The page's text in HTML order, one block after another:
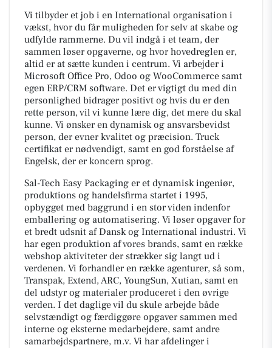
Vi tilbyder et job i en International organisation i
vækst, hvor du får muligheden for selv at skabe og
udfylde rammerne. Du vil indgå i et team, der
sammen løser opgaverne, og hvor hovedreglen er,
altid er at sætte kunden i centrum. Vi arbejder i
Microsoft Office Pro, Odoo og WooCommerce samt
egen ERP/CRM software. Det er vigtigt du med din
personlighed bidrager positivt og hvis du er den
rette person, vil vi kunne lære dig, det mere du skal
kunne. Vi ønsker en dynamisk og ansvarsbevidst
person, der evner kvalitet og præcision. Truck
certifikat er nødvendigt, samt en god forståelse af
Engelsk, der er koncern sprog.
Sal-Tech Easy Packaging er et dynamisk ingeniør,
produktions og handelsfirma startet i 1995,
opbygget med baggrund i en stor viden indenfor
emballering og automatisering. Vi løser opgaver for
et bredt udsnit af Dansk og International industri. Vi
har egen produktion af vores brands, samt en række
webshop aktiviteter der strækker sig langt ud i
verdenen. Vi forhandler en række agenturer, så som,
Transpak, Extend, ARC, YoungSun, Xutian, samt en
del udstyr og materialer produceret i den øvrige
verden. I det daglige vil du skule arbejde både
selvstændigt og færdiggøre opgaver sammen med
interne og eksterne medarbejdere, samt andre
samarbejdspartnere, m.v. Vi har afdelinger i